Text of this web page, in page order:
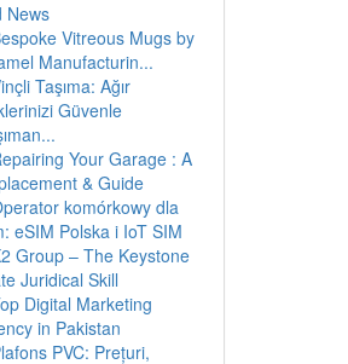
News
Vitreous Mugs by
Manufacturin...
Taşıma: Ağır
Güvenle
Your Garage : A
& Guide
komórkowy dla
eSIM Polska i IoT SIM
Group – The Keystone
Juridical Skill
Digital Marketing
in Pakistan
PVC: Prețuri,